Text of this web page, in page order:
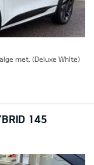
met. (Deluxe White)
145